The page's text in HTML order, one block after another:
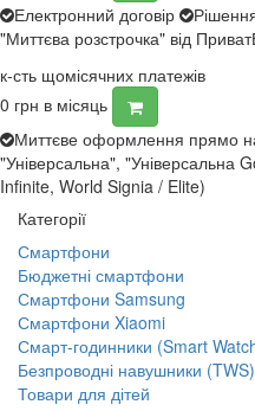
Електронний договір
"Миттєва розстрочка" від
к-сть щомісячних платежів
0 грн в місяць
Миттєве оформлення прямо
"Універсальна", "Універсальна
Infinite, World Signia / Elite)
Категорії
Смартфони
Бюджетні смартфони
Смартфони Samsung
Смартфони Xiaomi
Смарт-годинники (Smart
Безпроводні навушники (TWS)
Товари для дітей